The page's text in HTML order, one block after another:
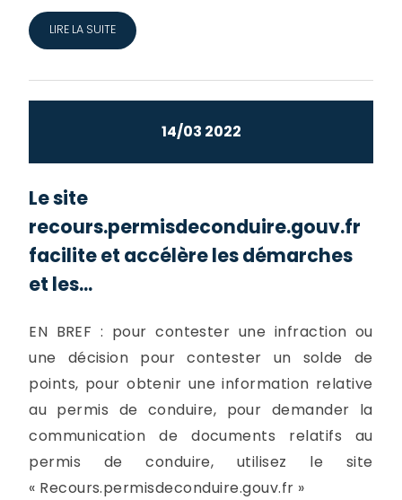
LIRE LA SUITE
14/03 2022
Le site
recours.permisdeconduire.gouv.fr
facilite et accélère les démarches
et les...
EN BREF : pour contester une infraction ou
une décision pour contester un solde de
points, pour obtenir une information relative
au permis de conduire, pour demander la
communication de documents relatifs au
permis de conduire, utilisez le site
« Recours.permisdeconduire.gouv.fr »